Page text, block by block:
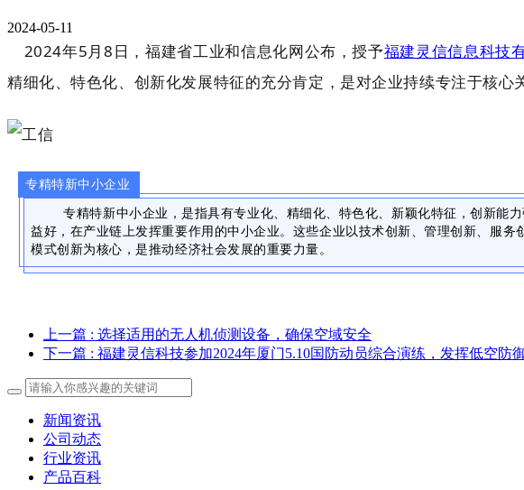
2024-05-11
2024年5月8日，福建省工业和信息化网公布，授予福建灵信信息科技
精细化、特色化、创新化发展特征的充分肯定，是对企业持续专注于核
专精特新中小企业
专精特新中小企业，是指具有专业化、精细化、特色化、新颖化特征，创新能
益好，在产业链上发挥重要作用的中小企业。这些企业以技术创新、管理创新、服务
模式创新为核心，是推动经济社会发展的重要力量。
上一篇 : 选择适用的无人机侦测设备，确保空域安全
下一篇 : 福建灵信科技参加2024年厦门5.10国防动员综合演练，发挥低空防
新闻资讯
公司动态
行业资讯
产品百科